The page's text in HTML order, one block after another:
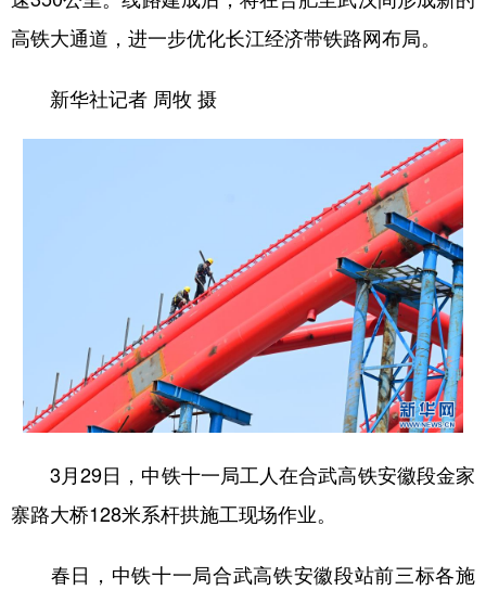
高铁大通道，进一步优化长江经济带铁路网布局。
新华社记者 周牧 摄
3月29日，中铁十一局工人在合武高铁安徽段金家
寨路大桥128米系杆拱施工现场作业。
春日，中铁十一局合武高铁安徽段站前三标各施